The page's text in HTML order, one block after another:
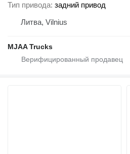
Тип привода задний привод
Литва, Vilnius
MJAA Trucks